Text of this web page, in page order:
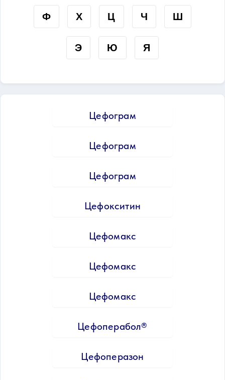
Ф Х Ц Ч Ш
Э Ю Я
Цефограм
Цефограм
Цефограм
Цефокситин
Цефомакс
Цефомакс
Цефомакс
Цефоперабол®
Цефоперазон